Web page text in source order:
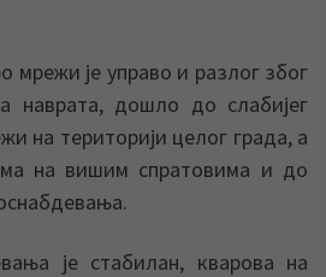
мрежи је управо и разлог због
наврата, дошло до слабијег
на територији целог града, а
на вишим спратовима и до
је стабилан, кварова на